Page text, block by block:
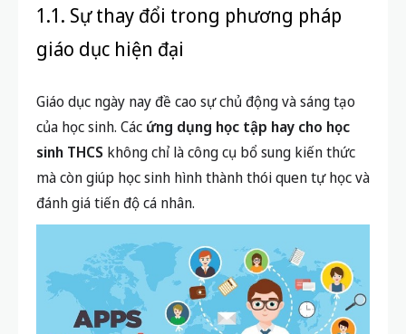
1.1. Sự thay đổi trong phương pháp
giáo dục hiện đại
Giáo dục ngày nay đề cao sự chủ động và sáng tạo
của học sinh. Các ứng dụng học tập hay cho học
sinh THCS không chỉ là công cụ bổ sung kiến thức
mà còn giúp học sinh hình thành thói quen tự học và
đánh giá tiến độ cá nhân.